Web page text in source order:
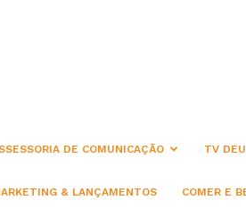
DE COMUNICAÇÃO TV
& LANÇAMENTOS COMER E